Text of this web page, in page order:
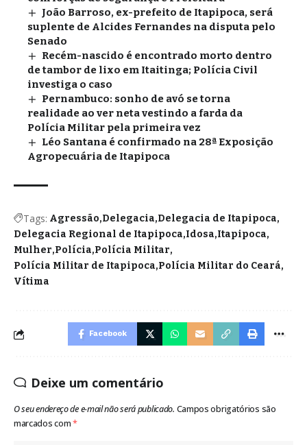
João Barroso, ex-prefeito de Itapipoca, será
suplente de Alcides Fernandes na disputa pelo
Senado
Recém-nascido é encontrado morto dentro
de tambor de lixo em Itaitinga; Polícia Civil
investiga o caso
Pernambuco: sonho de avó se torna
realidade ao ver neta vestindo a farda da
Polícia Militar pela primeira vez
Léo Santana é confirmado na 28ª Exposição
Agropecuária de Itapipoca
Tags: Agressão Delegacia Delegacia de Itapipoca
Delegacia Regional de Itapipoca Idosa Itapipoca
Mulher Polícia Polícia Militar
Polícia Militar de Itapipoca Polícia Militar do Ceará
Vítima
Facebook
Deixe um comentário
O seu endereço de e-mail não será publicado. Campos obrigatórios são
marcados com*